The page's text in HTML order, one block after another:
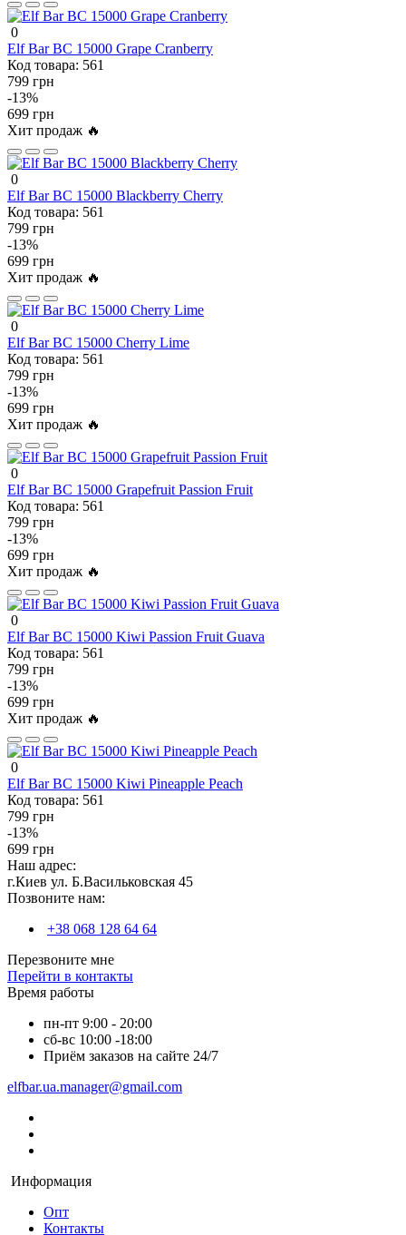
0
Elf Bar BC 15000 Grape Cranberry
Код товара: 561
799 грн
-13%
699 грн
Хит продаж 🔥
0
Elf Bar BC 15000 Blackberry Cherry
Код товара: 561
799 грн
-13%
699 грн
Хит продаж 🔥
0
Elf Bar BC 15000 Cherry Lime
Код товара: 561
799 грн
-13%
699 грн
Хит продаж 🔥
0
Elf Bar BC 15000 Grapefruit Passion Fruit
Код товара: 561
799 грн
-13%
699 грн
Хит продаж 🔥
0
Elf Bar BC 15000 Kiwi Passion Fruit Guava
Код товара: 561
799 грн
-13%
699 грн
Хит продаж 🔥
0
Elf Bar BC 15000 Kiwi Pineapple Peach
Код товара: 561
799 грн
-13%
699 грн
Наш адрес:
г.Киев ул. Б.Васильковская 45
Позвоните нам:
+38 068 128 64 64
Перезвоните мне
Перейти в контакты
Время работы
пн-пт 9:00 - 20:00
сб-вс 10:00 -18:00
Приём заказов на сайте 24/7
elfbar.ua.manager@gmail.com
Информация
Опт
Контакты